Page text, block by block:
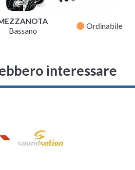
Bassano
fiber_manual_record Ordinabile
interessare